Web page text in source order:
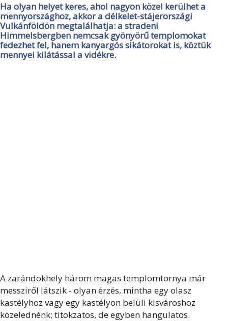
Ha olyan helyet keres, ahol nagyon közel kerülhet a
mennyországhoz, akkor a délkelet-stájerországi
Vulkánföldön megtalálhatja: a stradeni
Himmelsbergben nemcsak gyönyörű templomokat
fedezhet fel, hanem kanyargós sikátorokat is, köztük
mennyei kilátással a vidékre.
A zarándokhely három magas templomtornya már
messziről látszik - olyan érzés, mintha egy olasz
kastélyhoz vagy egy kastélyon belüli kisvároshoz
közelednénk; titokzatos, de egyben hangulatos.